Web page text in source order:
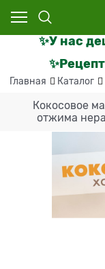
✨У нас
Главная Каталог
Кокосовое
отжима